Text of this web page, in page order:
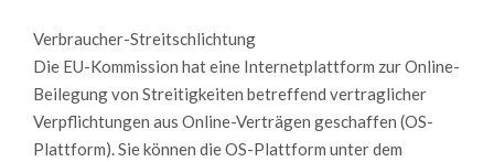
Verbraucher-Streitschlichtung
Die EU-Kommission hat eine Internetplattform zur Online-
Beilegung von Streitigkeiten betreffend vertraglicher
Verpflichtungen aus Online-Verträgen geschaffen (OS-
Plattform). Sie können die OS-Plattform unter dem